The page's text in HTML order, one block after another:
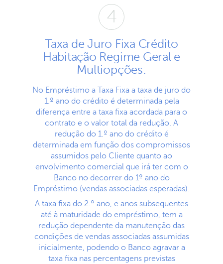
Taxa de Juro Fixa Crédito
Habitação Regime Geral e
Multiopções:
No Empréstimo a Taxa Fixa a taxa de juro do
1.º ano do crédito é determinada pela
diferença entre a taxa fixa acordada para o
contrato e o valor total da redução. A
redução do 1.º ano do crédito é
determinada em função dos compromissos
assumidos pelo Cliente quanto ao
envolvimento comercial que irá ter com o
Banco no decorrer do 1º ano do
Empréstimo (vendas associadas esperadas).
A taxa fixa do 2.º ano, e anos subsequentes
até à maturidade do empréstimo, tem a
redução dependente da manutenção das
condições de vendas associadas assumidas
inicialmente, podendo o Banco agravar a
taxa fixa nas percentagens previstas